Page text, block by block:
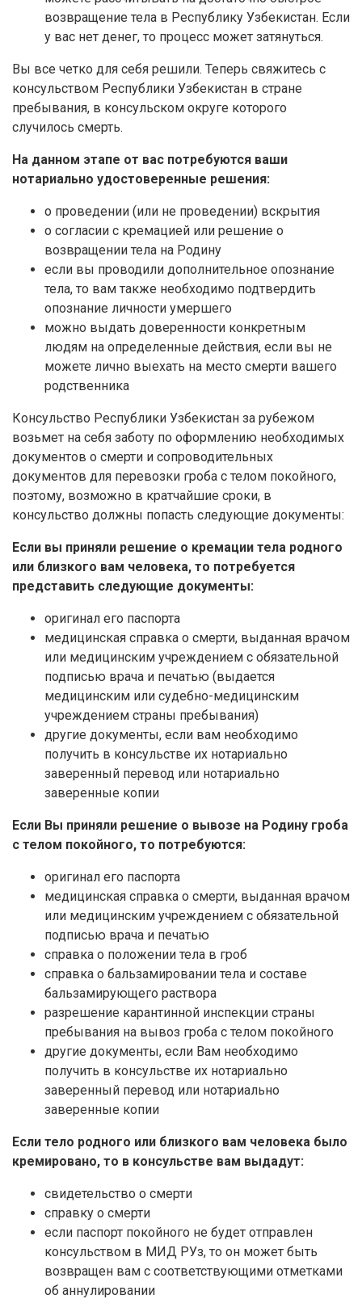
возвращение тела в Республику Узбекистан. Если
у вас нет денег, то процесс может затянуться.
Вы все четко для себя решили. Теперь свяжитесь с
консульством Республики Узбекистан в стране
пребывания, в консульском округе которого
случилось смерть.
На данном этапе от вас потребуются ваши
нотариально удостоверенные решения:
о проведении (или не проведении) вскрытия
о согласии с кремацией или решение о
возвращении тела на Родину
если вы проводили дополнительное опознание
тела, то вам также необходимо подтвердить
опознание личности умершего
можно выдать доверенности конкретным
людям на определенные действия, если вы не
можете лично выехать на место смерти вашего
родственника
Консульство Республики Узбекистан за рубежом
возьмет на себя заботу по оформлению необходимых
документов о смерти и сопроводительных
документов для перевозки гроба с телом покойного,
поэтому, возможно в кратчайшие сроки, в
консульство должны попасть следующие документы:
Если вы приняли решение о кремации тела родного
или близкого вам человека, то потребуется
представить следующие документы:
оригинал его паспорта
медицинская справка о смерти, выданная врачом
или медицинским учреждением с обязательной
подписью врача и печатью (выдается
медицинским или судебно-медицинским
учреждением страны пребывания)
другие документы, если вам необходимо
получить в консульстве их нотариально
заверенный перевод или нотариально
заверенные копии
Если Вы приняли решение о вывозе на Родину гроба
с телом покойного, то потребуются:
оригинал его паспорта
медицинская справка о смерти, выданная врачом
или медицинским учреждением с обязательной
подписью врача и печатью
справка о положении тела в гроб
справка о бальзамировании тела и составе
бальзамирующего раствора
разрешение карантинной инспекции страны
пребывания на вывоз гроба с телом покойного
другие документы, если Вам необходимо
получить в консульстве их нотариально
заверенный перевод или нотариально
заверенные копии
Если тело родного или близкого вам человека было
кремировано, то в консульстве вам выдадут:
свидетельство о смерти
справку о смерти
если паспорт покойного не будет отправлен
консульством в МИД РУз, то он может быть
возвращен вам с соответствующими отметками
об аннулировании